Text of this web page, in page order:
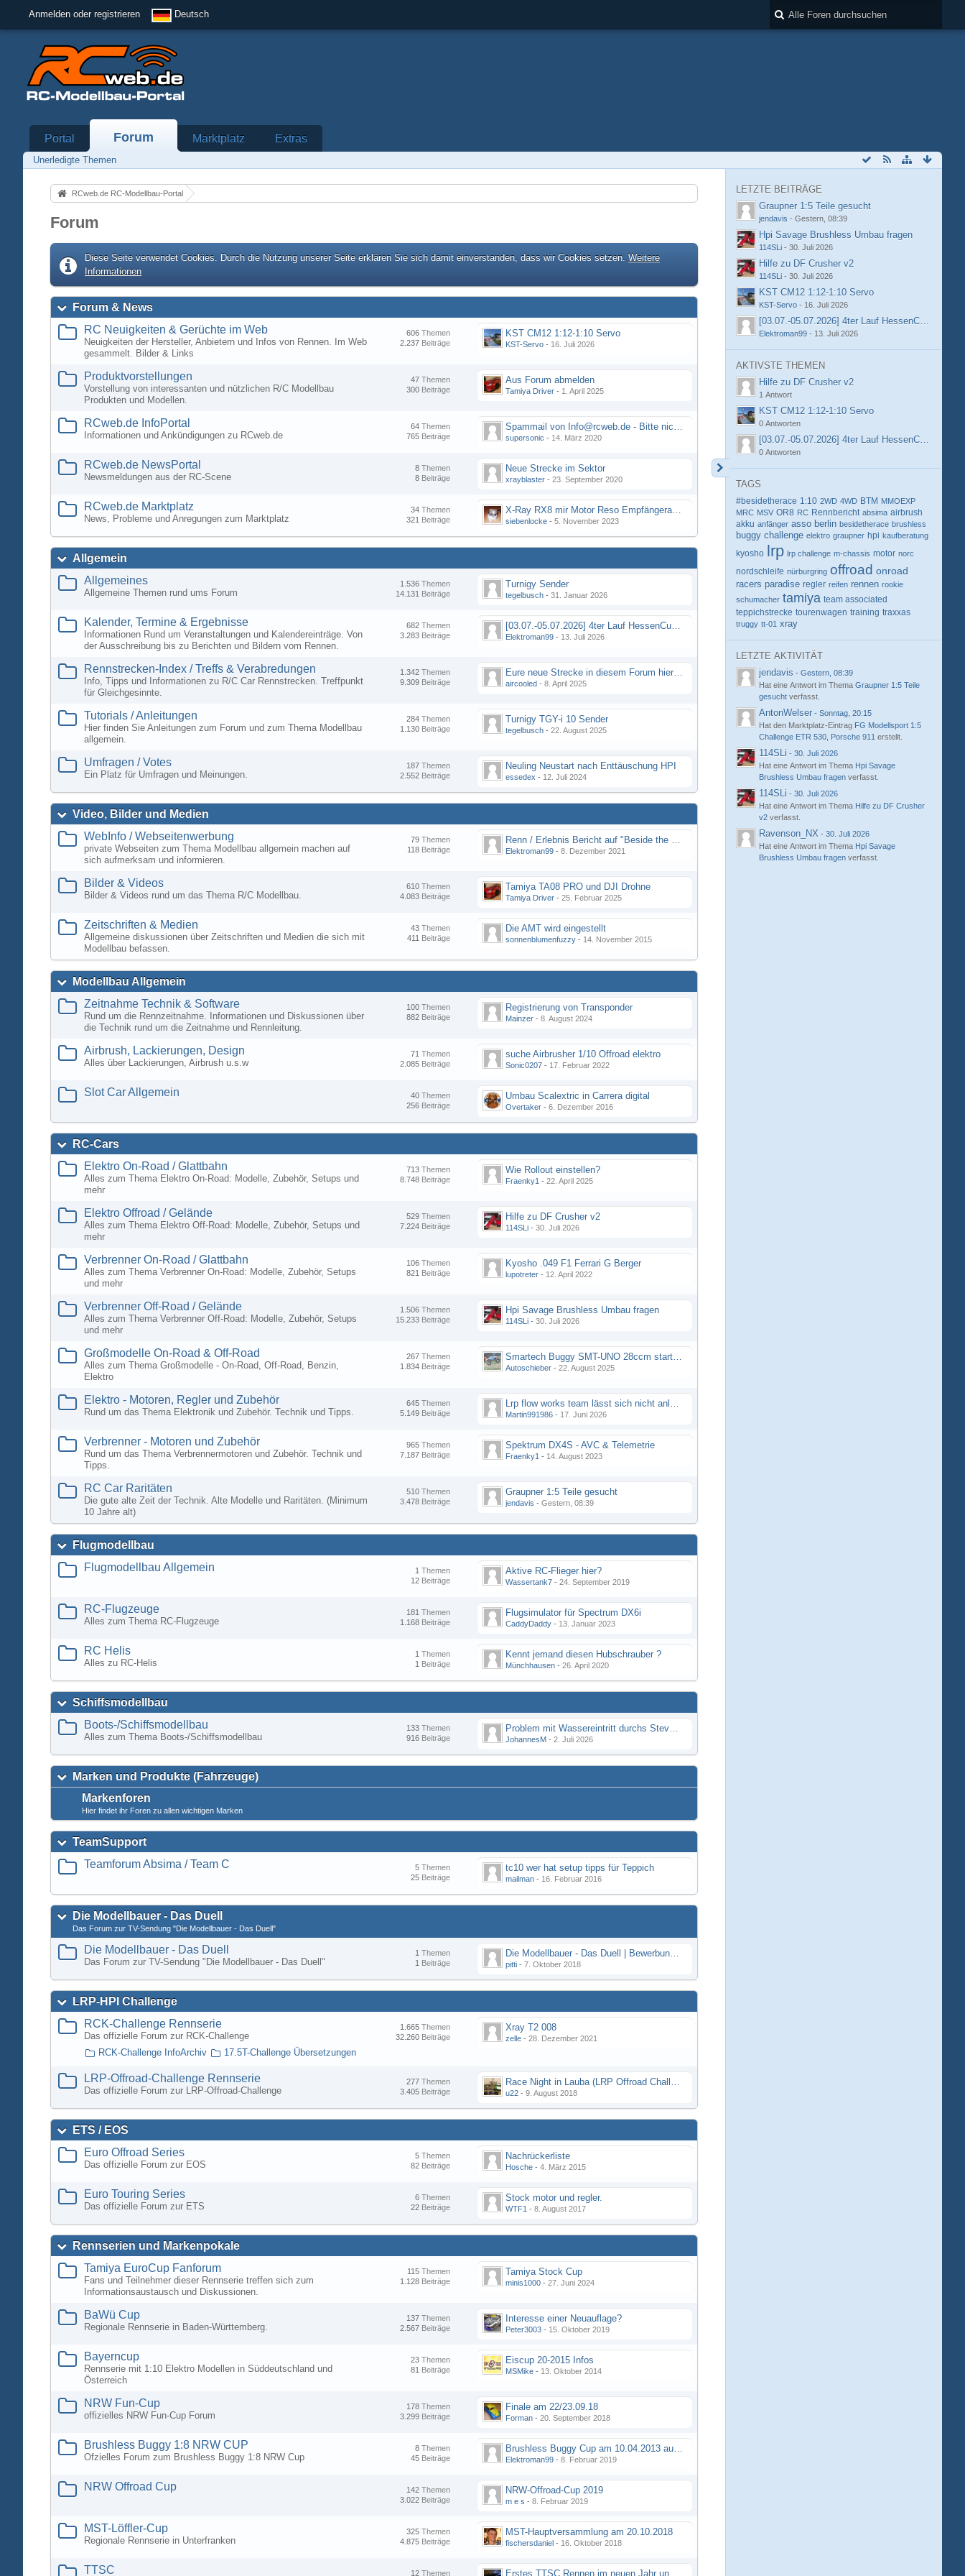
Anmelden oder registrieren Deutsch
Portal Forum Marktplatz Extras
Unerledigte Themen
RCweb.de RC-Modellbau-Portal
Forum
Diese Seite verwendet Cookies. Durch die Nutzung unserer Seite erklären Sie sich damit einverstanden, dass wir Cookies setzen. Weitere
Informationen
Forum & News
RC Neuigkeiten & Gerüchte im Web
Neuigkeiten der Hersteller, Anbietern und Infos von Rennen. Im Web
gesammelt. Bilder & Links
Themen
606
Beiträge
2.237
KST CM12 1:12-1:10 Servo
KST-Servo - 16. Juli 2026
Produktvorstellungen
Vorstellung von interessanten und nützlichen R/C Modellbau
Produkten und Modellen.
Themen
47
Beiträge
300
Aus Forum abmelden
Tamiya Driver - 1. April 2025
RCweb.de InfoPortal
Informationen und Ankündigungen zu RCweb.de
Themen
64
Beiträge
765
Spammail von Info@rcweb.de - Bitte nicht auf den Link klicken
supersonic - 14. März 2020
RCweb.de NewsPortal
Newsmeldungen aus der RC-Scene
Themen
8
Beiträge
8
Neue Strecke im Sektor
xrayblaster - 23. September 2020
RCweb.de Marktplatz
News, Probleme und Anregungen zum Marktplatz
Themen
34
Beiträge
321
X-Ray RX8 mir Motor Reso Empfängerakku
siebenlocke - 5. November 2023
Allgemein
Allgemeines
Allgemeine Themen rund ums Forum
Themen
1.536
Beiträge
14.131
Turnigy Sender
tegelbusch - 31. Januar 2026
Kalender, Termine & Ergebnisse
Informationen Rund um Veranstaltungen und Kalendereinträge. Von
der Ausschreibung bis zu Berichten und Bildern vom Rennen.
Themen
682
Beiträge
3.283
[03.07.-05.07.2026] 4ter Lauf HessenCup OR8 / OR8E 2026 beim MSV Linsengericht e.V.
Elektroman99 - 13. Juli 2026
Rennstrecken-Index / Treffs & Verabredungen
Info, Tipps und Informationen zu R/C Car Rennstrecken. Treffpunkt
für Gleichgesinnte.
Themen
1.342
Beiträge
9.309
Eure neue Strecke in diesem Forum hier posten
aircooled - 8. April 2025
Tutorials / Anleitungen
Hier finden Sie Anleitungen zum Forum und zum Thema Modellbau
allgemein.
Themen
284
Beiträge
1.130
Turnigy TGY-i 10 Sender
tegelbusch - 22. August 2025
Umfragen / Votes
Ein Platz für Umfragen und Meinungen.
Themen
187
Beiträge
2.552
Neuling Neustart nach Enttäuschung HPI
essedex - 12. Juli 2024
Video, Bilder und Medien
WebInfo / Webseitenwerbung
private Webseiten zum Thema Modellbau allgemein machen auf
sich aufmerksam und informieren.
Themen
79
Beiträge
118
Renn / Erlebnis Bericht auf "Beside the Race"
Elektroman99 - 8. Dezember 2021
Bilder & Videos
Bilder & Videos rund um das Thema R/C Modellbau.
Themen
610
Beiträge
4.083
Tamiya TA08 PRO und DJI Drohne
Tamiya Driver - 25. Februar 2025
Zeitschriften & Medien
Allgemeine diskussionen über Zeitschriften und Medien die sich mit
Modellbau befassen.
Themen
43
Beiträge
411
Die AMT wird eingestellt
sonnenblumenfuzzy - 14. November 2015
Modellbau Allgemein
Zeitnahme Technik & Software
Rund um die Rennzeitnahme. Informationen und Diskussionen über
die Technik rund um die Zeitnahme und Rennleitung.
Themen
100
Beiträge
882
Registrierung von Transponder
Mainzer - 8. August 2024
Airbrush, Lackierungen, Design
Alles über Lackierungen, Airbrush u.s.w
Themen
71
Beiträge
2.085
suche Airbrusher 1/10 Offroad elektro
Sonic0207 - 17. Februar 2022
Slot Car Allgemein Themen
40
Beiträge
256
Umbau Scalextric in Carrera digital
Overtaker - 6. Dezember 2016
RC-Cars
Elektro On-Road / Glattbahn
Alles zum Thema Elektro On-Road: Modelle, Zubehör, Setups und
mehr
Themen
713
Beiträge
8.748
Wie Rollout einstellen?
Fraenky1 - 22. April 2025
Elektro Offroad / Gelände
Alles zum Thema Elektro Off-Road: Modelle, Zubehör, Setups und
mehr
Themen
529
Beiträge
7.224
Hilfe zu DF Crusher v2
114SLi - 30. Juli 2026
Verbrenner On-Road / Glattbahn
Alles zum Thema Verbrenner On-Road: Modelle, Zubehör, Setups
und mehr
Themen
106
Beiträge
821
Kyosho .049 F1 Ferrari G Berger
lupotreter - 12. April 2022
Verbrenner Off-Road / Gelände
Alles zum Thema Verbrenner Off-Road: Modelle, Zubehör, Setups
und mehr
Themen
1.506
Beiträge
15.233
Hpi Savage Brushless Umbau fragen
114SLi - 30. Juli 2026
Großmodelle On-Road & Off-Road
Alles zum Thema Großmodelle - On-Road, Off-Road, Benzin,
Elektro
Themen
267
Beiträge
1.834
Smartech Buggy SMT-UNO 28ccm startet nicht
Autoschieber - 22. August 2025
Elektro - Motoren, Regler und Zubehör
Rund um das Thema Elektronik und Zubehör. Technik und Tipps.
Themen
645
Beiträge
5.149
Lrp flow works team lässt sich nicht anlernen
Martin991986 - 17. Juni 2026
Verbrenner - Motoren und Zubehör
Rund um das Thema Verbrennermotoren und Zubehör. Technik und
Tipps.
Themen
965
Beiträge
7.187
Spektrum DX4S - AVC & Telemetrie
Fraenky1 - 14. August 2023
RC Car Raritäten
Die gute alte Zeit der Technik. Alte Modelle und Raritäten. (Minimum
10 Jahre alt)
Themen
510
Beiträge
3.478
Graupner 1:5 Teile gesucht
jendavis - Gestern, 08:39
Flugmodellbau
Flugmodellbau Allgemein
Themen
1
Beiträge
12
Aktive RC-Flieger hier?
Wassertank7 - 24. September 2019
RC-Flugzeuge
Alles zum Thema RC-Flugzeuge
Themen
181
Beiträge
1.168
Flugsimulator für Spectrum DX6i
CaddyDaddy - 13. Januar 2023
RC Helis
Alles zu RC-Helis
Themen
1
Beiträge
1
Kennt jemand diesen Hubschrauber ?
Münchhausen - 26. April 2020
Schiffsmodellbau
Boots-/Schiffsmodellbau
Alles zum Thema Boots-/Schiffsmodellbau
Themen
133
Beiträge
916
Problem mit Wassereintritt durchs Stevenrohr beim Rennboot
JohannesM - 2. Juli 2026
Marken und Produkte (Fahrzeuge)
Markenforen
Hier findet ihr Foren zu allen wichtigen Marken
TeamSupport
Teamforum Absima / Team C
Themen
5
Beiträge
25
tc10 wer hat setup tipps für Teppich
mailman - 16. Februar 2016
Die Modellbauer - Das Duell
Das Forum zur TV-Sendung "Die Modellbauer - Das Duell"
Die Modellbauer - Das Duell
Das Forum zur TV-Sendung "Die Modellbauer - Das Duell"
Themen
1
Beiträge
1
Die Modellbauer - Das Duell | Bewerbung für neue Staffel bei DMAX *Werbung*
pitti - 7. Oktober 2018
LRP-HPI Challenge
RCK-Challenge Rennserie
Das offizielle Forum zur RCK-Challenge
Themen
1.665
Beiträge
32.260
Xray T2 008
zelle - 28. Dezember 2021
RCK-Challenge InfoArchiv 17.5T-Challenge Übersetzungen
LRP-Offroad-Challenge Rennserie
Das offizielle Forum zur LRP-Offroad-Challenge
Themen
277
Beiträge
3.405
Race Night in Lauba (LRP Offroad Challenge und freie Klassen) 25/26.08
u22 - 9. August 2018
ETS / EOS
Euro Offroad Series
Das offizielle Forum zur EOS
Themen
5
Beiträge
82
Nachrückerliste
Hosche - 4. März 2015
Euro Touring Series
Das offizielle Forum zur ETS
Themen
6
Beiträge
22
Stock motor und regler.
WTF1 - 8. August 2017
Rennserien und Markenpokale
Tamiya EuroCup Fanforum
Fans und Teilnehmer dieser Rennserie treffen sich zum
Informationsaustausch und Diskussionen.
Themen
115
Beiträge
1.128
Tamiya Stock Cup
minis1000 - 27. Juni 2024
BaWü Cup
Regionale Rennserie in Baden-Württemberg.
Themen
137
Beiträge
2.567
Interesse einer Neuauflage?
Peter3003 - 15. Oktober 2019
Bayerncup
Rennserie mit 1:10 Elektro Modellen in Süddeutschland und
Österreich
Themen
23
Beiträge
81
Eiscup 20-2015 Infos
MSMike - 13. Oktober 2014
NRW Fun-Cup
offizielles NRW Fun-Cup Forum
Themen
178
Beiträge
3.299
Finale am 22/23.09.18
Forman - 20. September 2018
Brushless Buggy 1:8 NRW CUP
Ofzielles Forum zum Brushless Buggy 1:8 NRW Cup
Themen
8
Beiträge
45
Brushless Buggy Cup am 10.04.2013 auf der Intermodellbau in Dortmund
Elektroman99 - 8. Februar 2019
NRW Offroad Cup Themen
142
Beiträge
3.022
NRW-Offroad-Cup 2019
m e s - 8. Februar 2019
MST-Löffler-Cup
Regionale Rennserie in Unterfranken
Themen
325
Beiträge
4.875
MST-Hauptversammlung am 20.10.2018
fischersdaniel - 16. Oktober 2018
TTSC Themen
12
LETZTE BEITRÄGE
Graupner 1:5 Teile gesucht
jendavis - Gestern, 08:39
Hpi Savage Brushless Umbau fragen
114SLi - 30. Juli 2026
Hilfe zu DF Crusher v2
114SLi - 30. Juli 2026
KST CM12 1:12-1:10 Servo
KST-Servo - 16. Juli 2026
[03.07.-05.07.2026] 4ter Lauf HessenCup OR8 /
Elektroman99 - 13. Juli 2026
AKTIVSTE THEMEN
Hilfe zu DF Crusher v2
1 Antwort
KST CM12 1:12-1:10 Servo
0 Antworten
[03.07.-05.07.2026] 4ter Lauf HessenCup OR8 /
0 Antworten
TAGS
#besidetherace 1:10 2WD 4WD BTM MMOEXP
MRC MSV OR8 RC Rennbericht absima airbrush
akku anfänger asso berlin besidetherace brushless
buggy challenge elektro graupner hpi kaufberatung
kyosho lrp lrp challenge m-chassis motor norc
nordschleife nürburgring offroad onroad
racers paradise regler reifen rennen rookie
schumacher tamiya team associated
teppichstrecke tourenwagen training traxxas
truggy tt-01 xray
LETZTE AKTIVITÄT
jendavis - Gestern, 08:39
Hat eine Antwort im Thema Graupner 1:5 Teile
gesucht verfasst.
AntonWelser - Sonntag, 20:15
Hat den Marktplatz-Eintrag FG Modellsport 1:5
Challenge ETR 530, Porsche 911 erstellt.
114SLi - 30. Juli 2026
Hat eine Antwort im Thema Hpi Savage
Brushless Umbau fragen verfasst.
114SLi - 30. Juli 2026
Hat eine Antwort im Thema Hilfe zu DF Crusher
v2 verfasst.
Ravenson_NX - 30. Juli 2026
Hat eine Antwort im Thema Hpi Savage
Brushless Umbau fragen verfasst.